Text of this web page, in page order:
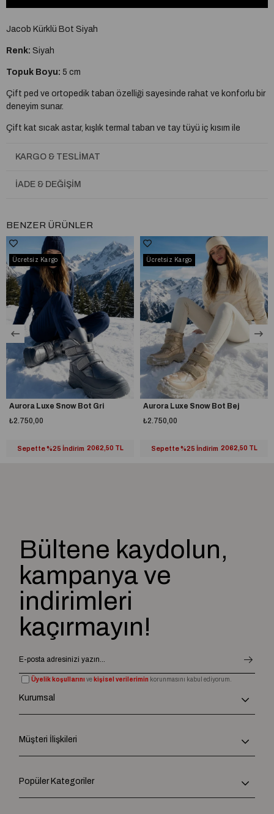
Jacob Kürklü Bot Siyah
Renk: Siyah
Topuk Boyu: 5 cm
Çift ped ve ortopedik taban özelliği sayesinde rahat ve konforlu bir
deneyim sunar.
Çift kat sıcak astar, kışlık termal taban ve tay tüyü iç kısım ile
Özel kaymaz taban sayesinde kullanımı rahattır.
5 cm topuk yüksekliği ile günlük kullanıma uygundur.
Tam kalıptır, kendi ayak numaranızı almanız önerilir.
Taraklı yapıya veya buçuklu numaraya sahipseniz bir numara büyük
almanız tavsiye edilir.
%100 yerli üretim
A plus kalite kusursuz işçilik
KARGO & TESLIMAT
İADE & DEĞIŞIM
BENZER ÜRÜNLER
Aurora Luxe Snow Bot Gri
₺2.750,00
Sepette %25 İndirim 2062,50 TL
Ücretsiz Kargo
Aurora Luxe Snow Bot Bej
₺2.750,00
Sepette %25 İndirim 2062,50 TL
Ücretsiz Kargo
Bültene kaydolun,
kampanya ve
indirimleri
kaçırmayın!
Üyelik koşullarını ve kişisel verilerimin korunmasını kabul ediyorum.
Kurumsal
Müşteri İlişkileri
Popüler Kategoriler